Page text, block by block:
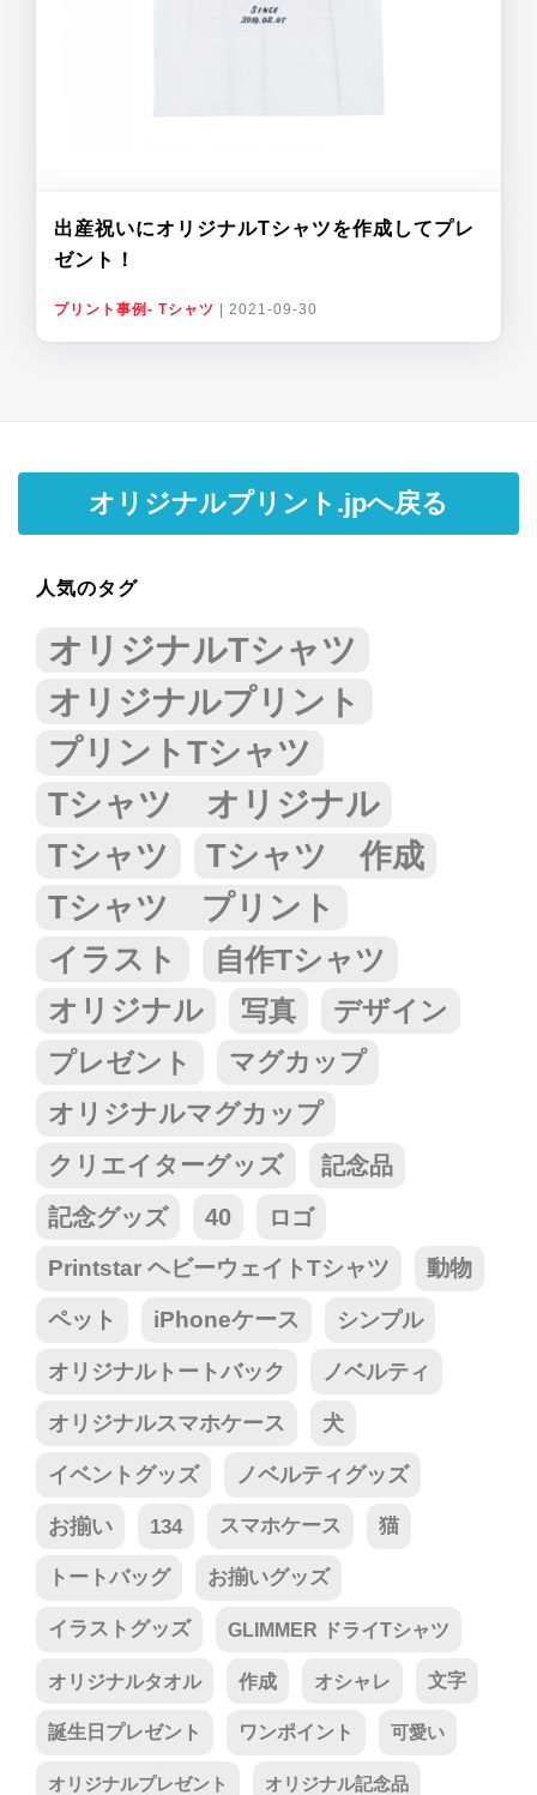
出産祝いにオリジナルTシャツを作成してプレ
ゼント！
プリント事例- Tシャツ 2021-09-30
オリジナルプリント.jpへ戻る
人気のタグ
オリジナルTシャツ
オリジナルプリント
プリントTシャツ
Tシャツ オリジナル
Tシャツ
Tシャツ 作成
Tシャツ プリント
イラスト 自作Tシャツ
オリジナル 写真
デザイン
プレゼント
マグカップ
オリジナルマグカップ
クリエイターグッズ
記念品
記念グッズ
40 ロゴ
Printstar ヘビーウェイトTシャツ 動物
ペット iPhoneケース シンプル
オリジナルトートバック ノベルティ
オリジナルスマホケース 犬
イベントグッズ ノベルティグッズ
お揃い 134 スマホケース 猫
トートバッグ お揃いグッズ
イラストグッズ GLIMMER ドライTシャツ
オリジナルタオル 作成 オシャレ 文字
誕生日プレゼント ワンポイント 可愛い
オリジナルプレゼント オリジナル記念品